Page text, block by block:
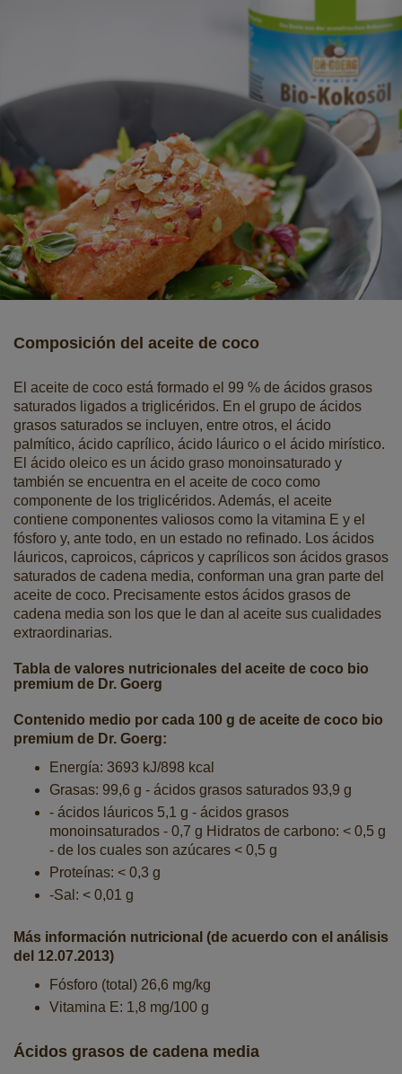
Composición del aceite de coco
El aceite de coco está formado el 99 % de ácidos grasos
saturados ligados a triglicéridos. En el grupo de ácidos
grasos saturados se incluyen, entre otros, el ácido
palmítico, ácido caprílico, ácido láurico o el ácido mirístico.
El ácido oleico es un ácido graso monoinsaturado y
también se encuentra en el aceite de coco como
componente de los triglicéridos. Además, el aceite
contiene componentes valiosos como la vitamina E y el
fósforo y, ante todo, en un estado no refinado. Los ácidos
láuricos, caproicos, cápricos y caprílicos son ácidos grasos
saturados de cadena media, conforman una gran parte del
aceite de coco. Precisamente estos ácidos grasos de
cadena media son los que le dan al aceite sus cualidades
extraordinarias.
Tabla de valores nutricionales del aceite de coco bio
premium de Dr. Goerg
Contenido medio por cada 100 g de aceite de coco bio
premium de Dr. Goerg:
Energía: 3693 kJ/898 kcal
Grasas: 99,6 g - ácidos grasos saturados 93,9 g
- ácidos láuricos 5,1 g - ácidos grasos
monoinsaturados - 0,7 g Hidratos de carbono: < 0,5 g
- de los cuales son azúcares < 0,5 g
Proteínas: < 0,3 g
-Sal: < 0,01 g
Más información nutricional (de acuerdo con el análisis
del 12.07.2013)
Fósforo (total) 26,6 mg/kg
Vitamina E: 1,8 mg/100 g
Ácidos grasos de cadena media